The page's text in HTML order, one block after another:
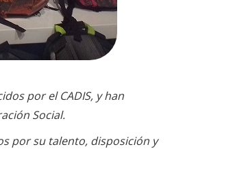
por el CADIS, y han
Social.
por su talento, disposición y